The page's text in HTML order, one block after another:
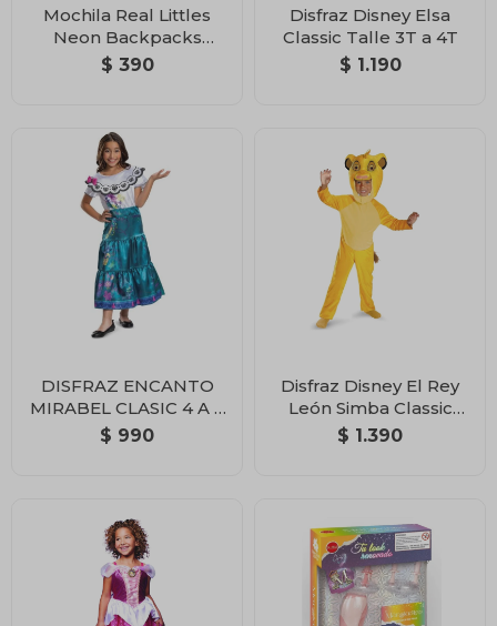
Mochila Real Littles
Neon Backpacks
Surtida
$ 390
Disfraz Disney Elsa
Classic Talle 3T a 4T
$ 1.190
DISFRAZ ENCANTO
MIRABEL CLASIC 4 A 6
AÑOS
$ 990
Disfraz Disney El Rey
León Simba Classic
Talle 2 Años
$ 1.390